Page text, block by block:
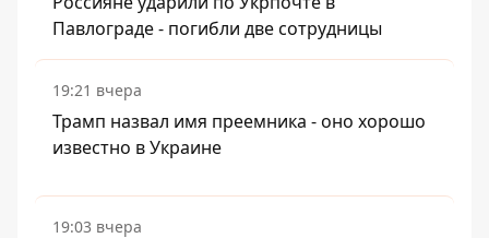
Павлограде - погибли две сотрудницы
19:21 вчера
Трамп назвал имя преемника - оно хорошо
известно в Украине
19:03 вчера